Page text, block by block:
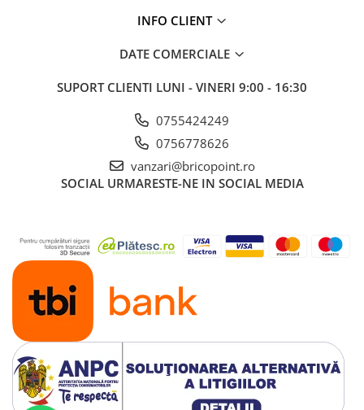
Glafuri din Ceramică
Glafuri din Aluminiu
Finisaje Giorgio Graesan
Lacuri, Baițuri, Produse de Pregătit
și Tratat Suprafețe
Capace de Gard
Cărămidă Klinker
Termice
Sobe și Șeminee
Coșuri și Tubulatură Evacuare
Ventilație, Climatizare
Accesorii Ventilație
INFO CLIENT
DATE COMERCIALE
SUPORT CLIENTI LUNI - VINERI 9:00 - 16:30
0755424249
0756778626
vanzari@bricopoint.ro
SOCIAL URMARESTE-NE IN SOCIAL MEDIA